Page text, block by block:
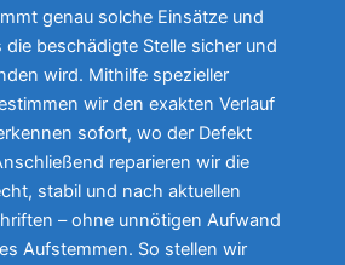
genau solche Einsätze und
beschädigte Stelle sicher und
wird. Mithilfe spezieller
wir den exakten Verlauf
sofort, wo der Defekt
reparieren wir die
stabil und nach aktuellen
– ohne unnötigen Aufwand
Aufstemmen. So stellen wir